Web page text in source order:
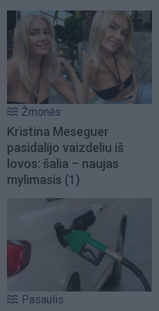
Žmonės
Kristina Meseguer
pasidalijo vaizdeliu iš
lovos: šalia – naujas
mylimasis (1)
Pasaulis